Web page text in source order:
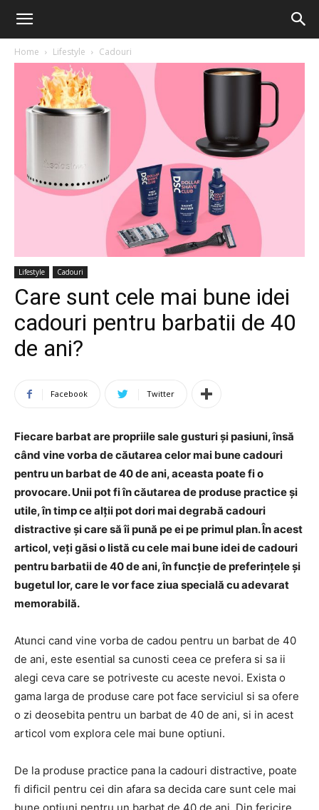
Home Lifestyle Cadouri
Lifestyle Cadouri
Care sunt cele mai bune idei
cadouri pentru barbatii de 40
de ani?
Facebook Twitter
Fiecare barbat are propriile sale gusturi și pasiuni, însă
când vine vorba de căutarea celor mai bune cadouri
pentru un barbat de 40 de ani, aceasta poate fi o
provocare. Unii pot fi în căutarea de produse practice și
utile, în timp ce alții pot dori mai degrabă cadouri
distractive și care să îi pună pe ei pe primul plan. În acest
articol, veți găsi o listă cu cele mai bune idei de cadouri
pentru barbatii de 40 de ani, în funcție de preferințele și
bugetul lor, care le vor face ziua specială cu adevarat
memorabilă.
Atunci cand vine vorba de cadou pentru un barbat de 40
de ani, este esential sa cunosti ceea ce prefera si sa ii
alegi ceva care se potriveste cu aceste nevoi. Exista o
gama larga de produse care pot face serviciul si sa ofere
o zi deosebita pentru un barbat de 40 de ani, si in acest
articol vom explora cele mai bune optiuni.
De la produse practice pana la cadouri distractive, poate
fi dificil pentru cei din afara sa decida care sunt cele mai